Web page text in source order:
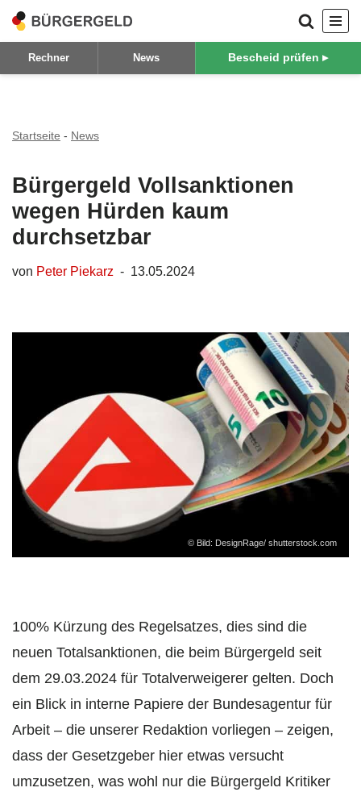
Zum
Inhalt
Rechner News Bescheid prüfen ▸
Startseite - News
Bürgergeld Vollsanktionen
wegen Hürden kaum
durchsetzbar
von Peter Piekarz 13.05.2024
© Bild: DesignRage/ shutterstock.com
100% Kürzung des Regelsatzes, dies sind die
neuen Totalsanktionen, die beim Bürgergeld seit
dem 29.03.2024 für Totalverweigerer gelten. Doch
ein Blick in interne Papiere der Bundesagentur für
Arbeit – die unserer Redaktion vorliegen – zeigen,
dass der Gesetzgeber hier etwas versucht
umzusetzen, was wohl nur die Bürgergeld Kritiker